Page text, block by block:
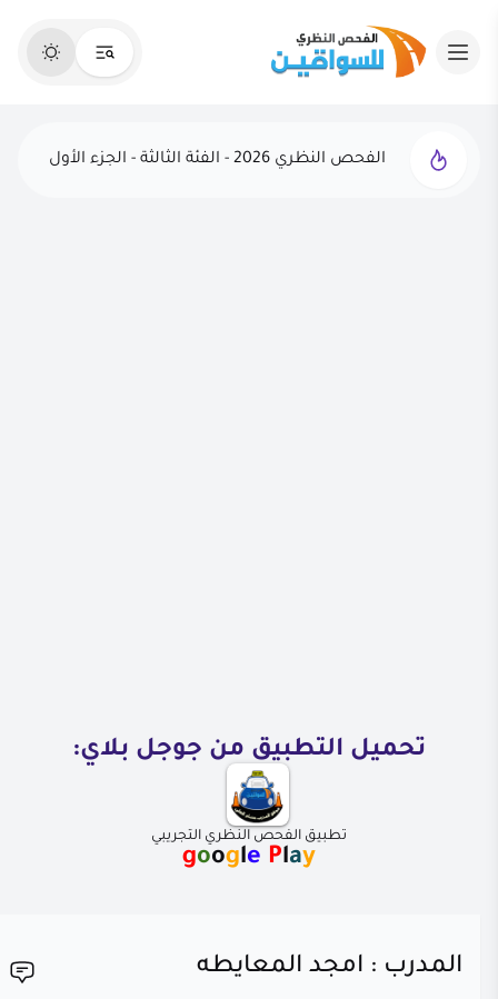
الفحص النظري 2026 - الفئة الثالثة - الجزء الأول
تحميل التطبيق من جوجل بلاي:
تطبيق الفحص النظري التجريبي
google Play
المدرب : امجد المعايطه